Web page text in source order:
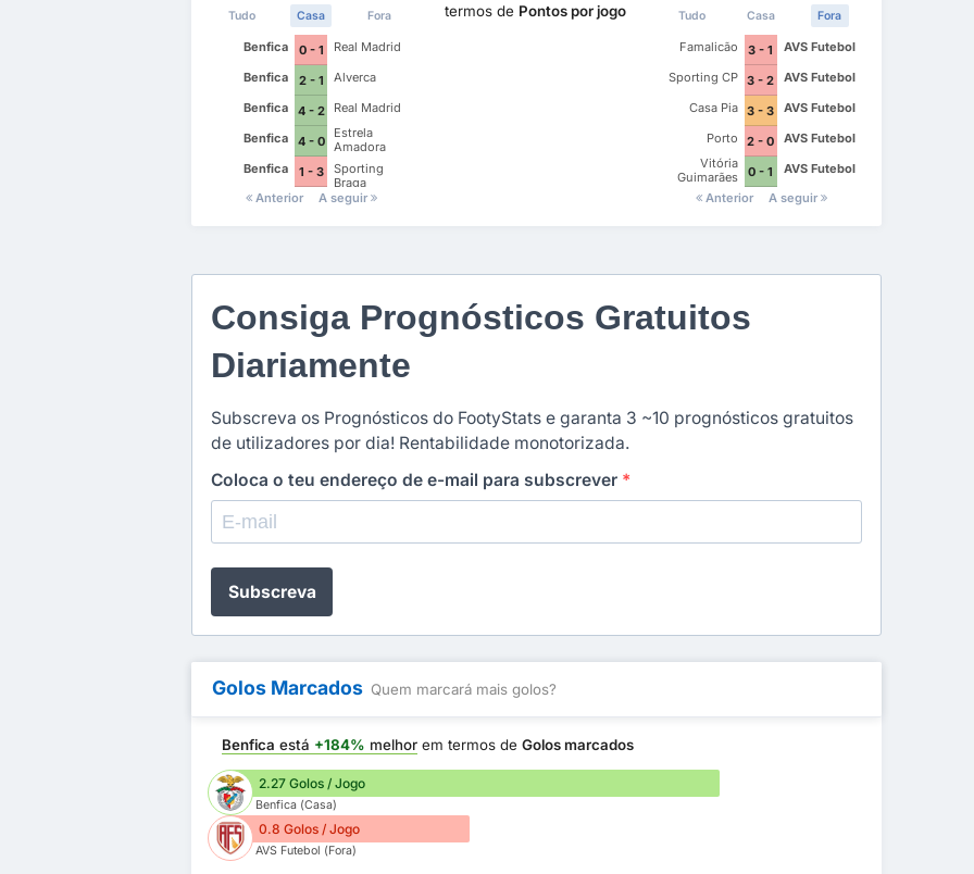
Tudo Casa Fora
Benfica 0 - 1
Real Madrid
Benfica
2 - 1
Alverca
Benfica
4 - 2
Real Madrid
Benfica
4 - 0
Estrela
Amadora
Benfica
1 - 3
Sporting
Braga
Anterior
A seguir
termos de Pontos por jogo Tudo Casa Fora
Famalicão 3 - 1
AVS Futebol
Sporting CP 3 - 2
AVS Futebol
Casa Pia 3 - 3
AVS Futebol
Porto
2 - 0
AVS Futebol
Vitória
Guimarães
0 - 1
AVS Futebol
Anterior
A seguir
Consiga Prognósticos Gratuitos
Diariamente
Subscreva os Prognósticos do FootyStats e garanta 3 ~10 prognósticos gratuitos
de utilizadores por dia! Rentabilidade monotorizada.
Coloca o teu endereço de e-mail para subscrever *
Subscreva
Golos Marcados Quem marcará mais golos?
Benfica está +184% melhor em termos deGolos marcados
2.27 Golos / Jogo
Benfica (Casa)
0.8 Golos / Jogo
AVS Futebol (Fora)